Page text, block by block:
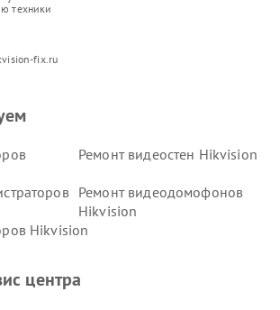
техники
fix.ru
Ремонт видеостен Hikvision
Ремонт видеодомофонов
Hikvision
Hikvision
центра